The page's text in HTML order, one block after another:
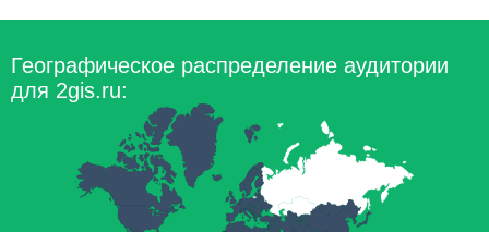
Географическое распределение аудитории
для 2gis.ru: